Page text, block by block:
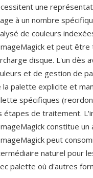
une
à un nombre
de couleurs
et peut
disque. L'un dès
et de gestion de
la palette explicite et
spécifiques
étapes de traitement.
constitue
peut
naturel pour
palette où d'autres